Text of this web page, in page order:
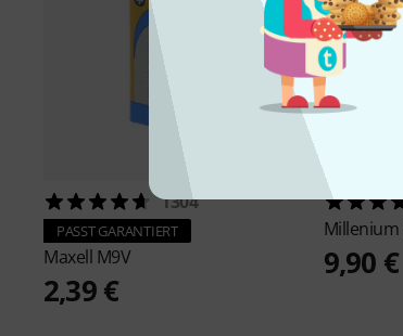
1304
PASST GARANTIERT
Maxell M9V
2,39 €
Millenium
9,90 €